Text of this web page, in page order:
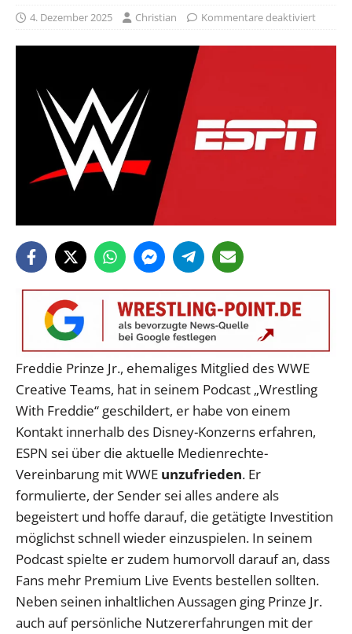
4. Dezember 2025 Christian Kommentare deaktiviert
Freddie Prinze Jr., ehemaliges Mitglied des WWE
Creative Teams, hat in seinem Podcast „Wrestling
With Freddie“ geschildert, er habe von einem
Kontakt innerhalb des Disney-Konzerns erfahren,
ESPN sei über die aktuelle Medienrechte-
Vereinbarung mit WWE unzufrieden. Er
formulierte, der Sender sei alles andere als
begeistert und hoffe darauf, die getätigte Investition
möglichst schnell wieder einzuspielen. In seinem
Podcast spielte er zudem humorvoll darauf an, dass
Fans mehr Premium Live Events bestellen sollten.
Neben seinen inhaltlichen Aussagen ging Prinze Jr.
auch auf persönliche Nutzererfahrungen mit der